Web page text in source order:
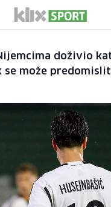
doživio
se može